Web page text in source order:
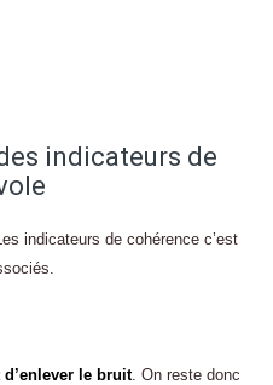
indicateurs de
indicateurs de cohérence c’est
d’enlever le bruit. On reste donc